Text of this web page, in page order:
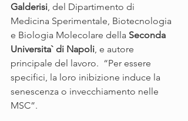
Galderisi, del Dipartimento di
Medicina Sperimentale, Biotecnologia
e Biologia Molecolare della Seconda
Universita` di Napoli, e autore
principale del lavoro.  “Per essere
specifici, la loro inibizione induce la
senescenza o invecchiamento nelle
MSC”.